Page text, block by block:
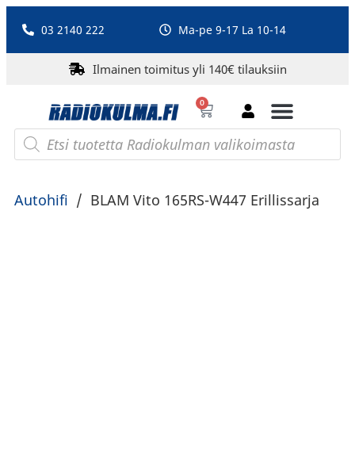
03 2140 222 Ma-pe 9-17 La 10-14
Ilmainen toimitus yli 140€ tilauksiin
0
Autohifi / BLAM Vito 165RS-W447 Erillissarja